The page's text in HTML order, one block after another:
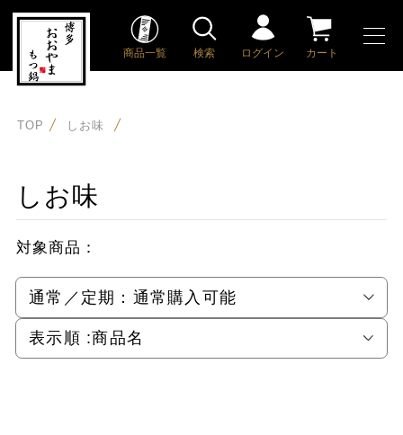
商品一覧 検索 ログイン カート
TOP しお味
しお味
対象商品：
通常／定期： 通常購入可能
表示順 :商品名